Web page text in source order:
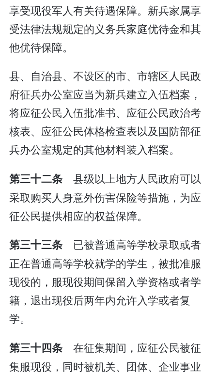
享受现役军人有关待遇保障。新兵家属享
受法律法规规定的义务兵家庭优待金和其
他优待保障。
县、自治县、不设区的市、市辖区人民政
府征兵办公室应当为新兵建立入伍档案，
将应征公民入伍批准书、应征公民政治考
核表、应征公民体格检查表以及国防部征
兵办公室规定的其他材料装入档案。
第三十二条 县级以上地方人民政府可以
采取购买人身意外伤害保险等措施，为应
征公民提供相应的权益保障。
第三十三条 已被普通高等学校录取或者
正在普通高等学校就学的学生，被批准服
现役的，服现役期间保留入学资格或者学
籍，退出现役后两年内允许入学或者复
学。
第三十四条 在征集期间，应征公民被征
集服现役，同时被机关、团体、企业事业